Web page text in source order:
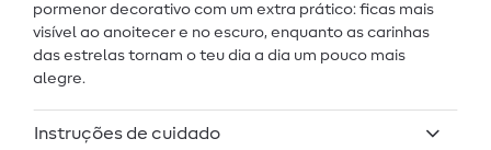
pormenor decorativo com um extra prático: ficas mais
visível ao anoitecer e no escuro, enquanto as carinhas
das estrelas tornam o teu dia a dia um pouco mais
alegre.
Instruções de cuidado